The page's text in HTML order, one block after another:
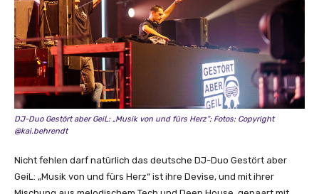
DJ-Duo Gestört aber GeiL: „Musik von und fürs Herz“; Fotos: Copyright
@kai.behrendt
Nicht fehlen darf natürlich das deutsche DJ-Duo Gestört aber
GeiL: „Musik von und fürs Herz“ ist ihre Devise, und mit ihrer